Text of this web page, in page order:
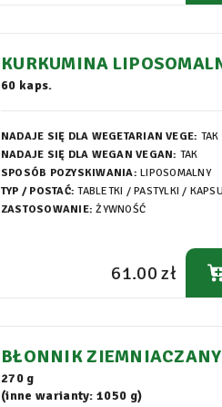
KURKUMINA
KI 400MG
60 kaps.
NADAJE SIĘ DLA WEGETARIAN VEGE: TAK
NADAJE SIĘ DLA WEGAN VEGAN: TAK
SPOSÓB POZYSKIWANIA: LIPOSOMALNY
TYP / POSTAĆ: TABLETKI / PASTYLKI /
ZASTOSOWANIE: ŻYWNOŚĆ
61.00 zł
BŁONNIK
OPORNA KETO
270 g
(inne warianty: 1050 g)